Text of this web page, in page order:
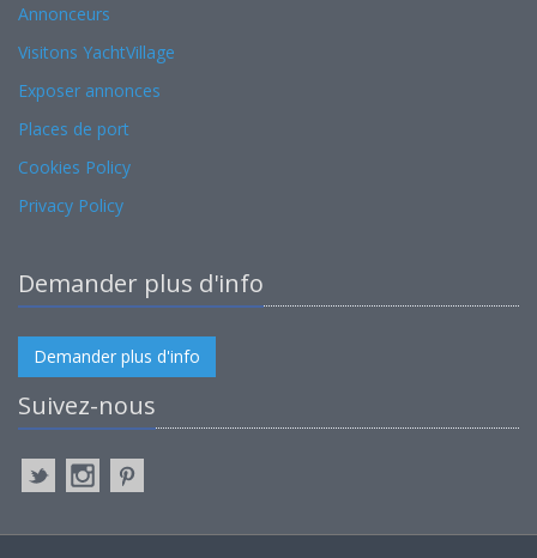
Annonceurs
Visitons YachtVillage
Exposer annonces
Places de port
Cookies Policy
Privacy Policy
Demander plus d'info
Demander plus d'info
Suivez-nous